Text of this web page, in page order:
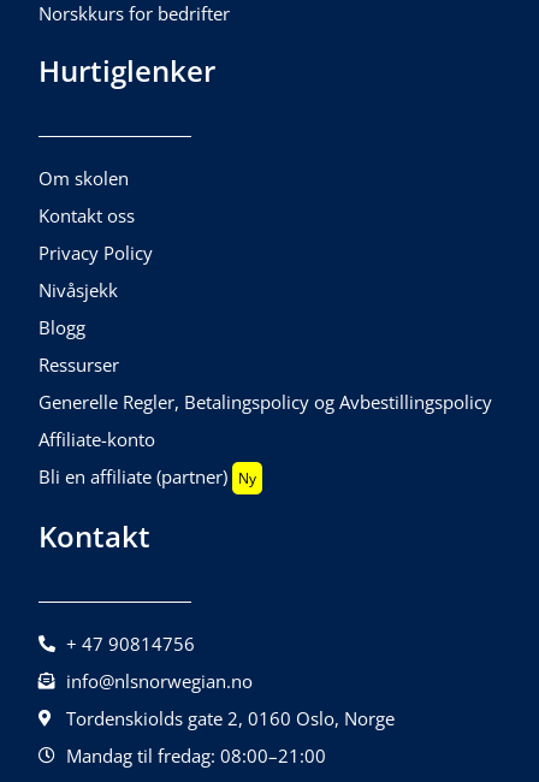
Norskkurs for bedrifter
Hurtiglenker
Om skolen
Kontakt oss
Privacy Policy
Nivåsjekk
Blogg
Ressurser
Generelle Regler, Betalingspolicy og Avbestillingspolicy
Affiliate-konto
Bli en affiliate (partner) Ny
Kontakt
+ 47 90814756
info@nlsnorwegian.no
Tordenskiolds gate 2, 0160 Oslo, Norge
Mandag til fredag: 08:00–21:00